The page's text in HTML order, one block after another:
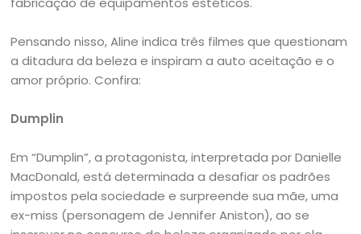
Pensando nisso, Aline indica três filmes que questionam
a ditadura da beleza e inspiram a auto aceitação e o
amor próprio. Confira:
Dumplin
Em “Dumplin”, a protagonista, interpretada por Danielle
MacDonald, está determinada a desafiar os padrões
impostos pela sociedade e surpreende sua mãe, uma
ex-miss (personagem de Jennifer Aniston), ao se